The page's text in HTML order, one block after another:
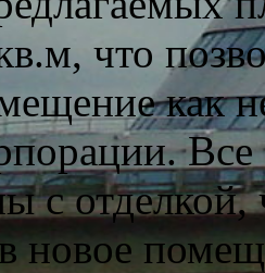
что
как
с отделкой,
новое